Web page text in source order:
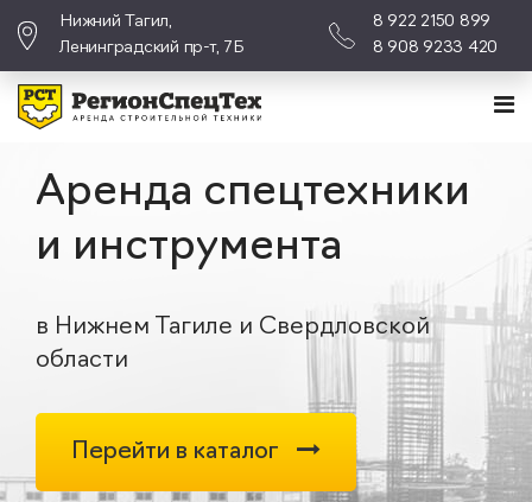
Нижний Тагил,
Ленинградский пр-т, 7Б
8 922 2150 899
8 908 9233 420
Аренда спецтехники
и инструмента
в Нижнем Тагиле и Свердловской
области
Перейти в каталог